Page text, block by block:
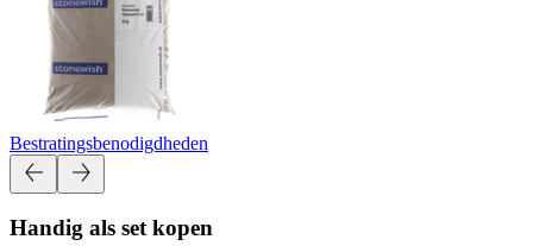
Bestratingsbenodigdheden
Handig als set kopen